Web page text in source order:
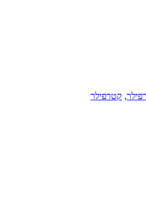
, קטרפילר